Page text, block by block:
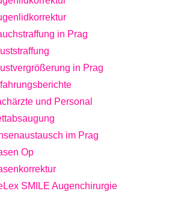
in Prag
in Prag
und Personal
im Prag
Op
SMILE Augenchirurgie